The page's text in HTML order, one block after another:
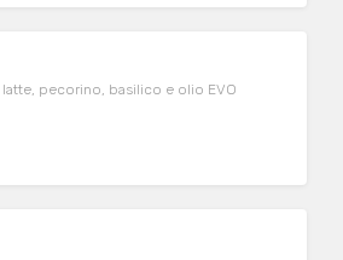
pecorino, basilico e olio EVO